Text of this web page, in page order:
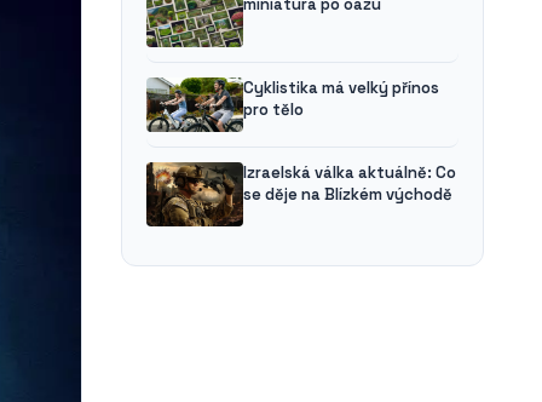
Cyklistika má velký přínos
pro tělo
Izraelská válka aktuálně: Co
se děje na Blízkém východě